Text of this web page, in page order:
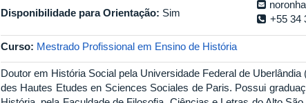
Disponibilidade para Orientação: Sim
+55 34
Curso: Mestrado Profissional em Ensino de História
Doutor em História Social pela Universidade Federal de
des Hautes Etudes en Sciences Sociales de Paris. Possui